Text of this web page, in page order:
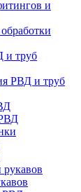
и
и труб
РВД и труб